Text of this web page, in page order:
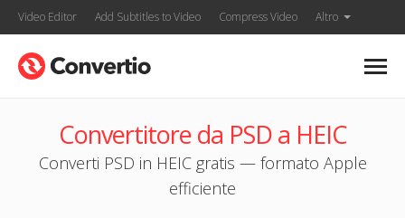
Video Editor Add Subtitles to Video Compress Video Altro
Convertitore da PSD a HEIC
Converti PSD in HEIC gratis — formato Apple
efficiente